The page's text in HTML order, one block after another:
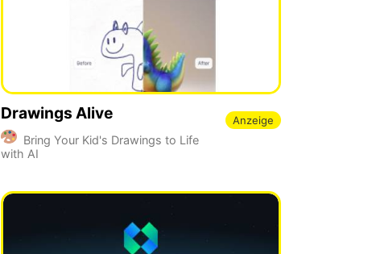
Drawings Alive
Bring Your Kid's Drawings to Life
with AI
Anzeige